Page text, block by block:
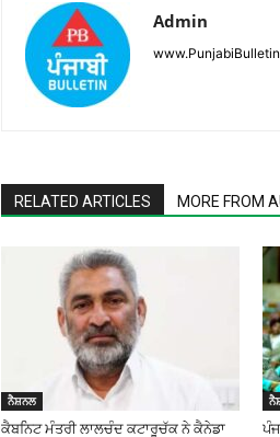
Admin
RELATED ARTICLES MORE FROM
ਨੈਸ਼ਨਲ
ਕੈਬਨਿਟ ਮੰਤਰੀ ਲਾਲਚੰਦ ਕਟਾਰੂਚੱਕ ਨੇ ਕੈਨੇਡਾ